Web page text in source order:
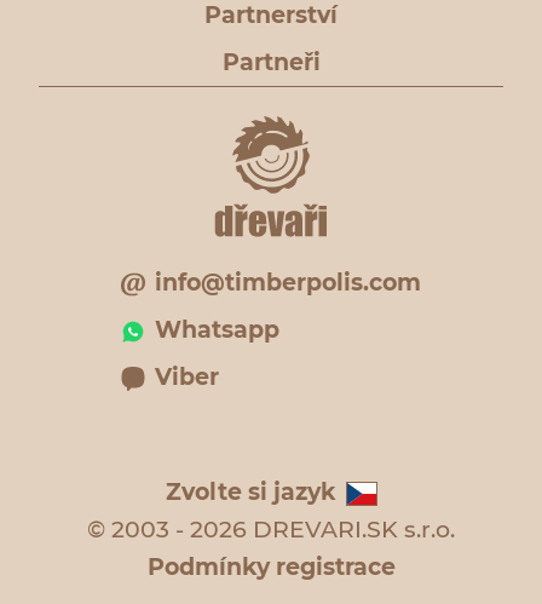
Partnerství
Partneři
info@timberpolis.com
Whatsapp
Viber
Zvolte si jazyk
© 2003 - 2026 DREVARI.SK s.r.o.
Podmínky registrace